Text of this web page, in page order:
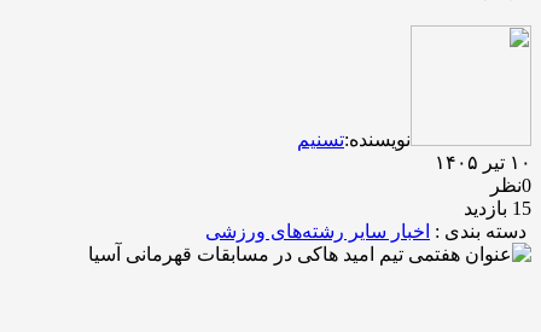
نویسنده:تسنیم
۱۰ تیر ۱۴۰۵
0نظر
15 بازدید
دسته بندی : اخبار سایر رشته‌های ورزشی